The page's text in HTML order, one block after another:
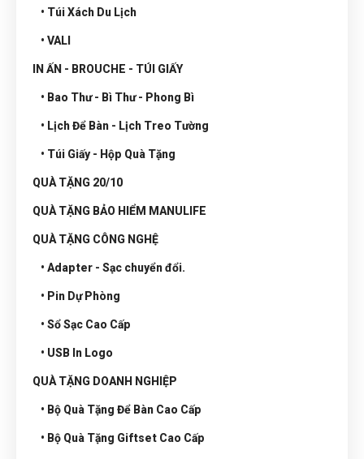
• Túi Xách Du Lịch
• VALI
IN ẤN - BROUCHE - TÚI GIẤY
• Bao Thư - Bì Thư - Phong Bì
• Lịch Để Bàn - Lịch Treo Tường
• Túi Giấy - Hộp Quà Tặng
QUÀ TẶNG 20/10
QUÀ TẶNG BẢO HIỂM MANULIFE
QUÀ TẶNG CÔNG NGHỆ
• Adapter - Sạc chuyển đổi.
• Pin Dự Phòng
• Sổ Sạc Cao Cấp
• USB In Logo
QUÀ TẶNG DOANH NGHIỆP
• Bộ Quà Tặng Để Bàn Cao Cấp
• Bộ Quà Tặng Giftset Cao Cấp